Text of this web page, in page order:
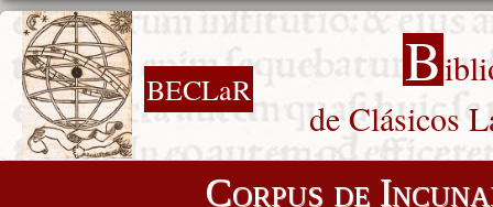
BECLaR B
de Clásicos
Corpus de